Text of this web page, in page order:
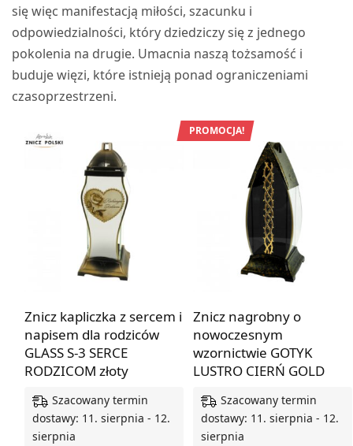
się więc manifestacją miłości, szacunku i
odpowiedzialności, który dziedziczy się z jednego
pokolenia na drugie. Umacnia naszą tożsamość i
buduje więzi, które istnieją ponad ograniczeniami
czasoprzestrzeni.
Znicz kapliczka z sercem i
napisem dla rodziców
GLASS S-3 SERCE
RODZICOM złoty
Szacowany termin
dostawy: 11. sierpnia - 12.
sierpnia
PROMOCJA!
Znicz nagrobny o
nowoczesnym
wzornictwie GOTYK
LUSTRO CIERŃ GOLD
Szacowany termin
dostawy: 11. sierpnia - 12.
sierpnia